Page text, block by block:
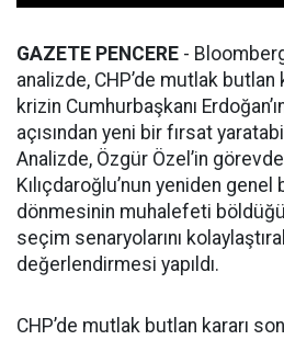
GAZETE PENCERE -
analizde, CHP’de mutlak butlan
krizin Cumhurbaşkanı
açısından yeni bir fırsat
Analizde, Özgür Özel’in
Kılıçdaroğlu’nun yeniden
dönmesinin muhalefeti
seçim senaryolarını
değerlendirmesi yapıldı.
CHP’de mutlak butlan kararı